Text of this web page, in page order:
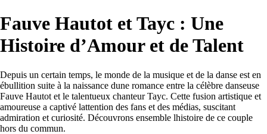
Fauve Hautot et Tayc : Une
Histoire d’Amour et de Talent
Depuis un certain temps, le monde de la musique et de la danse est en
ébullition suite à la naissance dune romance entre la célèbre danseuse
Fauve Hautot et le talentueux chanteur Tayc. Cette fusion artistique et
amoureuse a captivé lattention des fans et des médias, suscitant
admiration et curiosité. Découvrons ensemble lhistoire de ce couple
hors du commun.